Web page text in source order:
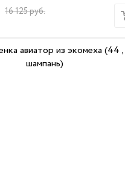
16 125руб.